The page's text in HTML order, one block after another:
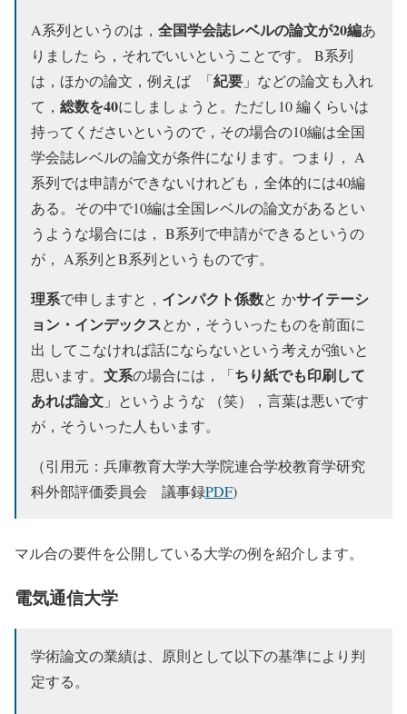
A系列というのは， 全国学会誌レベルの論文が20編あ
りました ら，それでいいということです。 B系列
は，ほかの論文，例えば 「紀要 」などの論文も入れ
て， 総数を40にしましょうと。ただし10 編くらいは
持ってくださいというので，その場合の10編は全国
学会誌レベルの論文が条件になります。つまり， A
系列では申請ができないけれども，全体的には40編
ある。その中で10編は全国レベルの論文があるとい
うような場合には， B系列で申請ができるというの
が， A系列とB系列というものです。
理系で申しますと， インパクト係数と かサイテーシ
ョン・インデックスとか，そういったものを前面に
出 してこなければ話にならないという考えが強いと
思います。 文系の場合には，「ちり紙でも印刷して
あれば論文 」というような （笑），言葉は悪いです
が，そういった人もいます。
（引用元：兵庫教育大学大学院連合学校教育学研究
科外部評価委員会 議事録PDF)
マル合の要件を公開している大学の例を紹介します。
電気通信大学
学術論文の業績は、原則として以下の基準により判
定する。